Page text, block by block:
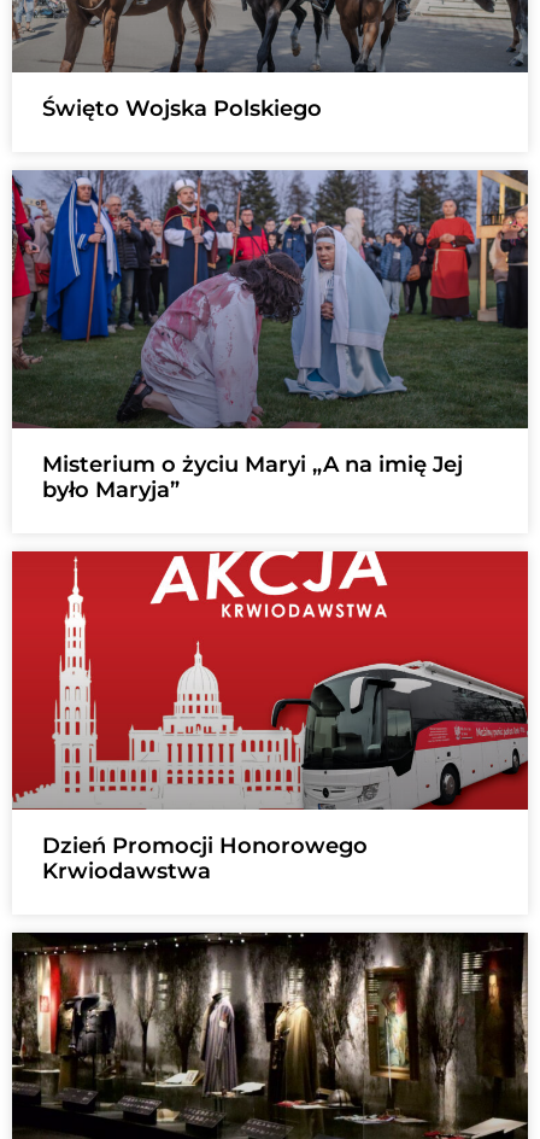
Święto Wojska Polskiego
Misterium o życiu Maryi „A na imię Jej
było Maryja”
Dzień Promocji Honorowego
Krwiodawstwa